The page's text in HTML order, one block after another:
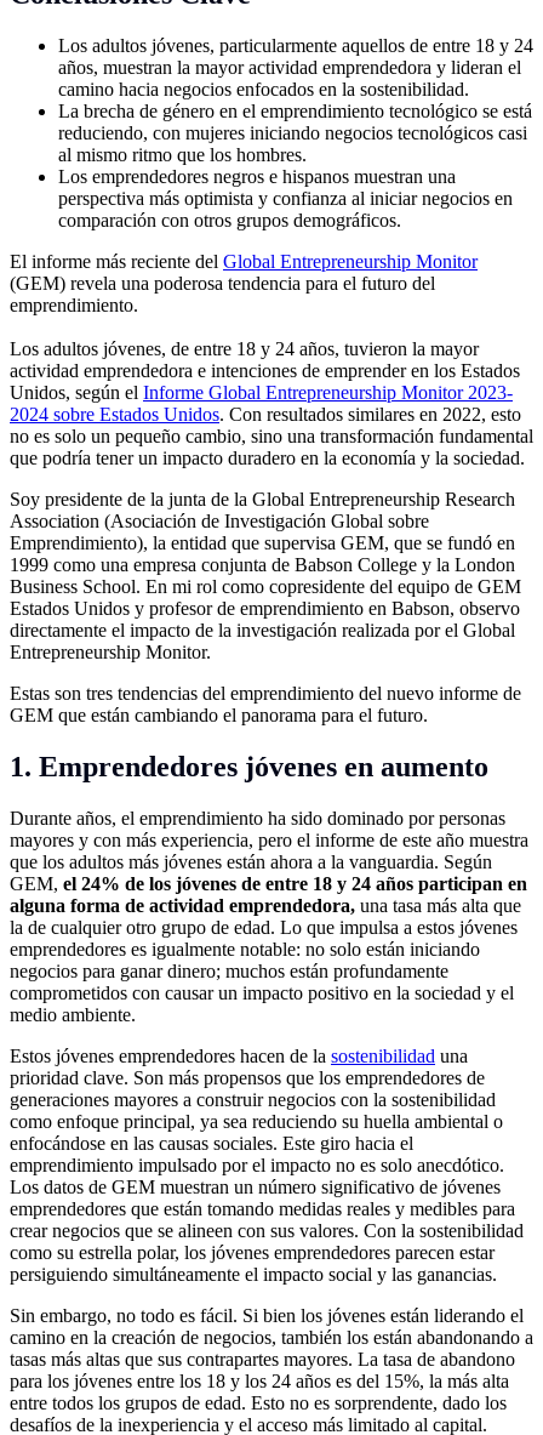
Los adultos jóvenes, particularmente aquellos de entre 18 y 24
años, muestran la mayor actividad emprendedora y lideran el
camino hacia negocios enfocados en la sostenibilidad.
La brecha de género en el emprendimiento tecnológico se está
reduciendo, con mujeres iniciando negocios tecnológicos casi
al mismo ritmo que los hombres.
Los emprendedores negros e hispanos muestran una
perspectiva más optimista y confianza al iniciar negocios en
comparación con otros grupos demográficos.
El informe más reciente del Global Entrepreneurship Monitor
(GEM) revela una poderosa tendencia para el futuro del
emprendimiento.
Los adultos jóvenes, de entre 18 y 24 años, tuvieron la mayor
actividad emprendedora e intenciones de emprender en los Estados
Unidos, según el Informe Global Entrepreneurship Monitor 2023-
2024 sobre Estados Unidos. Con resultados similares en 2022, esto
no es solo un pequeño cambio, sino una transformación fundamental
que podría tener un impacto duradero en la economía y la sociedad.
Soy presidente de la junta de la Global Entrepreneurship Research
Association (Asociación de Investigación Global sobre
Emprendimiento), la entidad que supervisa GEM, que se fundó en
1999 como una empresa conjunta de Babson College y la London
Business School. En mi rol como copresidente del equipo de GEM
Estados Unidos y profesor de emprendimiento en Babson, observo
directamente el impacto de la investigación realizada por el Global
Entrepreneurship Monitor.
Estas son tres tendencias del emprendimiento del nuevo informe de
GEM que están cambiando el panorama para el futuro.
1. Emprendedores jóvenes en aumento
Durante años, el emprendimiento ha sido dominado por personas
mayores y con más experiencia, pero el informe de este año muestra
que los adultos más jóvenes están ahora a la vanguardia. Según
GEM, el 24% de los jóvenes de entre 18 y 24 años participan en
alguna forma de actividad emprendedora, una tasa más alta que
la de cualquier otro grupo de edad. Lo que impulsa a estos jóvenes
emprendedores es igualmente notable: no solo están iniciando
negocios para ganar dinero; muchos están profundamente
comprometidos con causar un impacto positivo en la sociedad y el
medio ambiente.
Estos jóvenes emprendedores hacen de la sostenibilidad una
prioridad clave. Son más propensos que los emprendedores de
generaciones mayores a construir negocios con la sostenibilidad
como enfoque principal, ya sea reduciendo su huella ambiental o
enfocándose en las causas sociales. Este giro hacia el
emprendimiento impulsado por el impacto no es solo anecdótico.
Los datos de GEM muestran un número significativo de jóvenes
emprendedores que están tomando medidas reales y medibles para
crear negocios que se alineen con sus valores. Con la sostenibilidad
como su estrella polar, los jóvenes emprendedores parecen estar
persiguiendo simultáneamente el impacto social y las ganancias.
Sin embargo, no todo es fácil. Si bien los jóvenes están liderando el
camino en la creación de negocios, también los están abandonando a
tasas más altas que sus contrapartes mayores. La tasa de abandono
para los jóvenes entre los 18 y los 24 años es del 15%, la más alta
entre todos los grupos de edad. Esto no es sorprendente, dado los
desafíos de la inexperiencia y el acceso más limitado al capital.